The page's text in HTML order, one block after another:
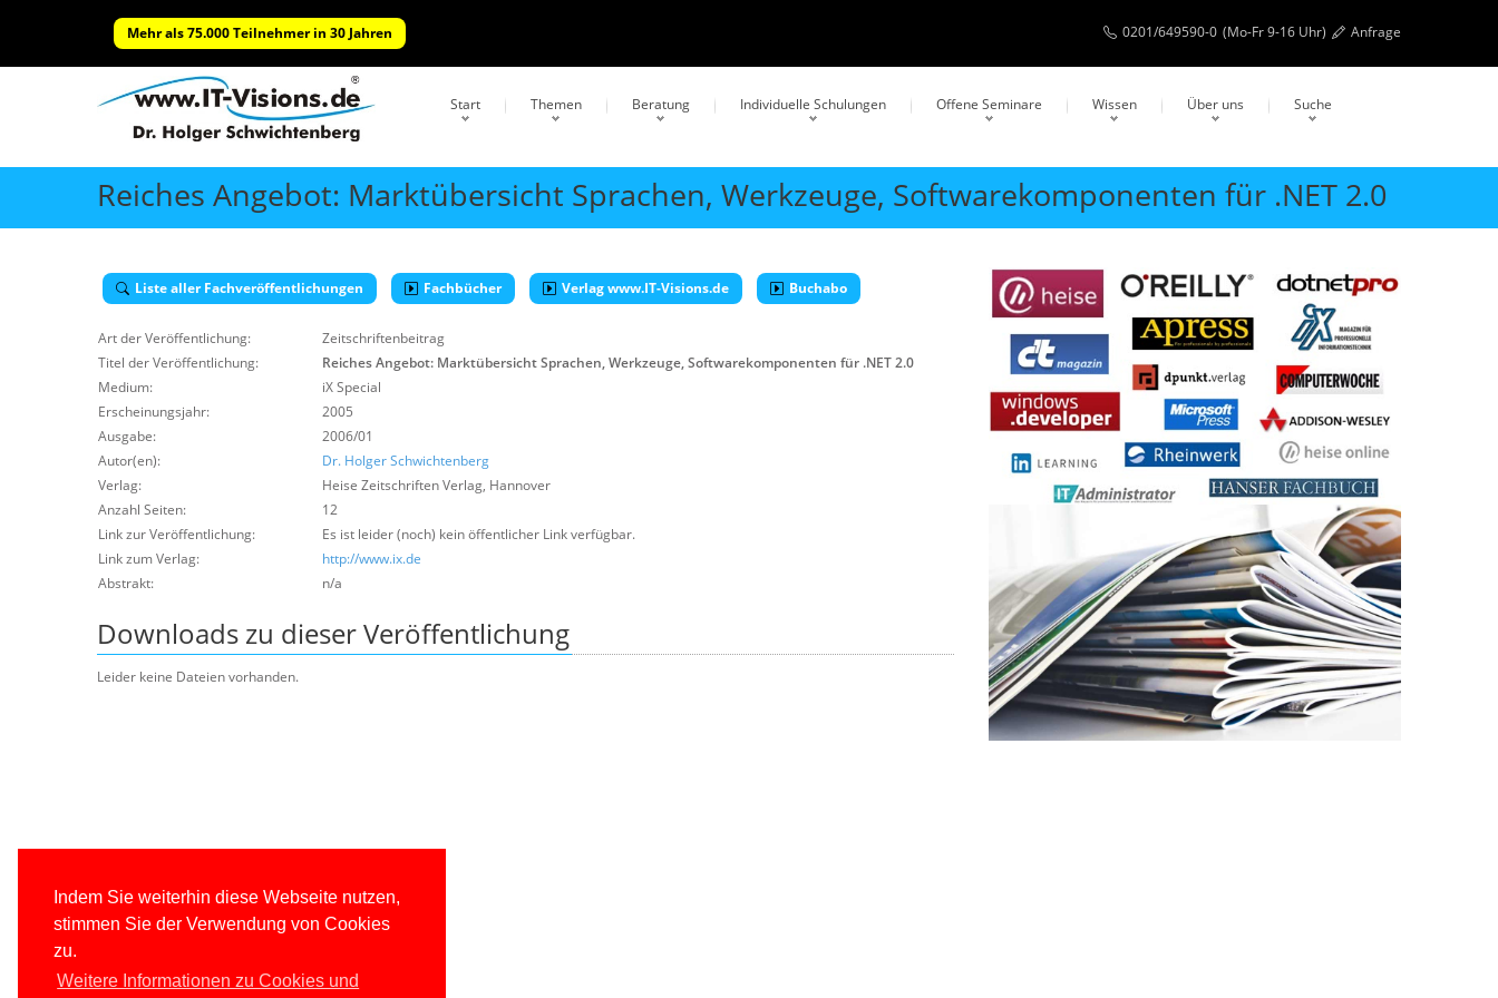
Indem Sie weiterhin diese Webseite nutzen,
stimmen Sie der Verwendung von Cookies
zu.
Weitere Informationen zu Cookies und
Mehr als 75.000 Teilnehmer in 30 Jahren 0201/649590-0 (Mo-Fr 9-16 Uhr) Anfrage
Start Themen Beratung Individuelle Schulungen Offene Seminare Wissen Über uns Suche
Reiches Angebot: Marktübersicht Sprachen, Werkzeuge, Softwarekomponenten für .NET 2.0
Liste aller Fachveröffentlichungen Fachbücher Verlag www.IT-Visions.de Buchabo
Art der Veröffentlichung:
Zeitschriftenbeitrag
Titel der Veröffentlichung:
Reiches Angebot: Marktübersicht Sprachen, Werkzeuge, Softwarekomponenten für .NET 2.0
Medium:
iX Special
Erscheinungsjahr:
2005
Ausgabe:
2006/01
Autor(en):
Dr. Holger Schwichtenberg
Verlag:
Heise Zeitschriften Verlag, Hannover
Anzahl Seiten:
12
Link zur Veröffentlichung:
Es ist leider (noch) kein öffentlicher Link verfügbar.
Link zum Verlag:
http://www.ix.de
Abstrakt:
n/a
Downloads zu dieser Veröffentlichung
Leider keine Dateien vorhanden.